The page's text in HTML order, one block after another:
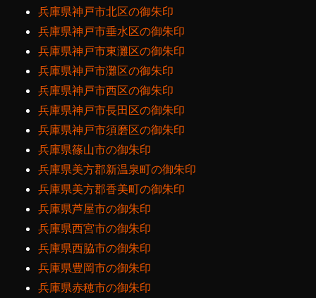
兵庫県神戸市北区の御朱印
兵庫県神戸市垂水区の御朱印
兵庫県神戸市東灘区の御朱印
兵庫県神戸市灘区の御朱印
兵庫県神戸市西区の御朱印
兵庫県神戸市長田区の御朱印
兵庫県神戸市須磨区の御朱印
兵庫県篠山市の御朱印
兵庫県美方郡新温泉町の御朱印
兵庫県美方郡香美町の御朱印
兵庫県芦屋市の御朱印
兵庫県西宮市の御朱印
兵庫県西脇市の御朱印
兵庫県豊岡市の御朱印
兵庫県赤穂市の御朱印